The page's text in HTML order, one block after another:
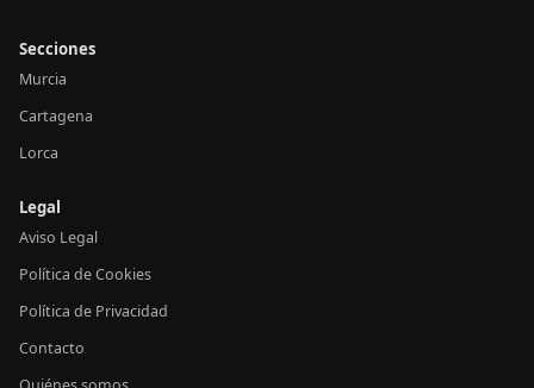
Secciones
Murcia
Cartagena
Lorca
Legal
Aviso Legal
Política de Cookies
Política de Privacidad
Contacto